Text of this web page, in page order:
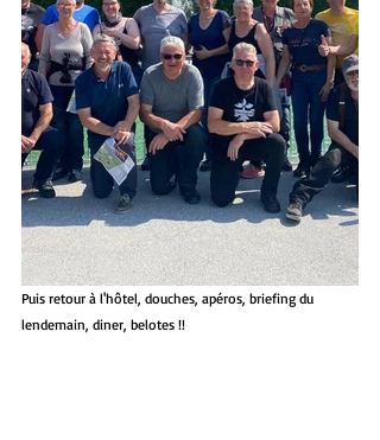
Puis retour à l'hôtel, douches, apéros, briefing du
lendemain, diner, belotes !!